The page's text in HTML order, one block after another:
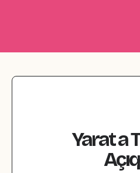
Yarata